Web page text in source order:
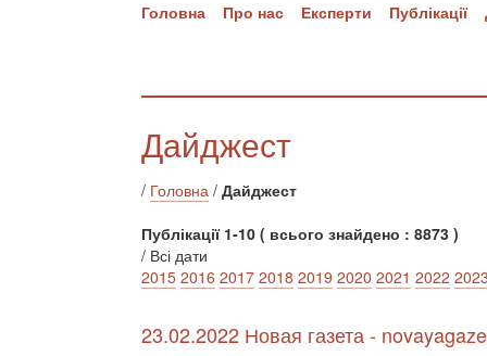
Головна Про нас Експерти Публікації
Дайджест
/ Головна / Дайджест
Публікації 1-10 ( всього знайдено : 8873 )
/ Всі дати
2015 2016 2017 2018 2019 2020 2021 2022
23.02.2022 Новая газета -